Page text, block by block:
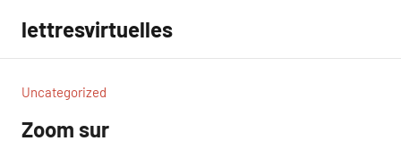
contenu
lettresvirtuelles
Uncategorized
Zoom sur